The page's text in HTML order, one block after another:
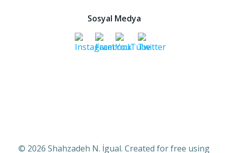
Sosyal Medya
© 2026 Shahzadeh N. İgual. Created for free using